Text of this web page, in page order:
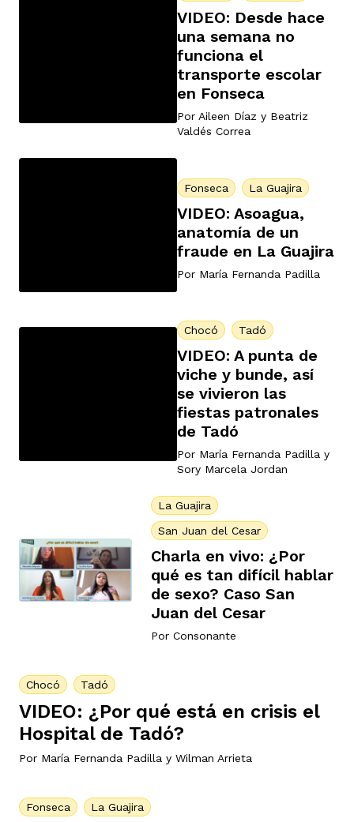
VIDEO: Desde hace
una semana no
funciona el
transporte escolar
en Fonseca
Por Aileen Díaz y Beatriz
Valdés Correa
Fonseca La Guajira
VIDEO: Asoagua,
anatomía de un
fraude en La Guajira
Por María Fernanda Padilla
Chocó Tadó
VIDEO: A punta de
viche y bunde, así
se vivieron las
fiestas patronales
de Tadó
Por María Fernanda Padilla y
Sory Marcela Jordan
La Guajira
San Juan del Cesar
Charla en vivo: ¿Por
qué es tan difícil hablar
de sexo? Caso San
Juan del Cesar
Por Consonante
Chocó Tadó
VIDEO: ¿Por qué está en crisis el
Hospital de Tadó?
Por María Fernanda Padilla y Wilman Arrieta
Fonseca La Guajira